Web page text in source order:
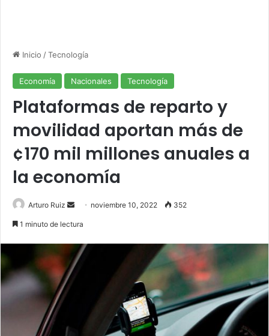
Inicio /Tecnología
Economía Nacionales Tecnología
Plataformas de reparto y
movilidad aportan más de
¢170 mil millones anuales a
la economía
Arturo Ruiz
Send noviembre 10, 2022 352
1 minuto de lectura